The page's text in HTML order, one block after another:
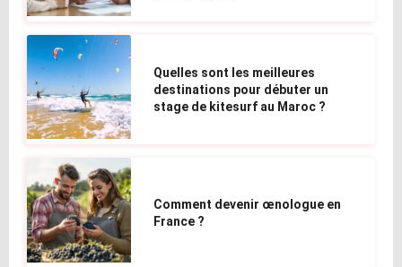
Quelles sont les meilleures
destinations pour débuter un
stage de kitesurf au Maroc ?
Comment devenir œnologue en
France ?